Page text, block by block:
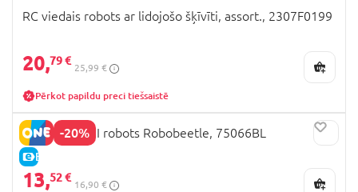
RC viedais robots ar lidojošo šķīvīti, assort., 2307F0199
20,79 €
25,99 €
Pērkot papildu preci tiešsaistē
-20%
E-CENA
CLEMENTONI robots Robobeetle, 75066BL
13,52 €
16,90 €